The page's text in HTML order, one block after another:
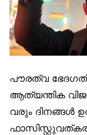
പൗരത്വ
ആത്യന്തിക
വരും ദിനങ്ങൾ